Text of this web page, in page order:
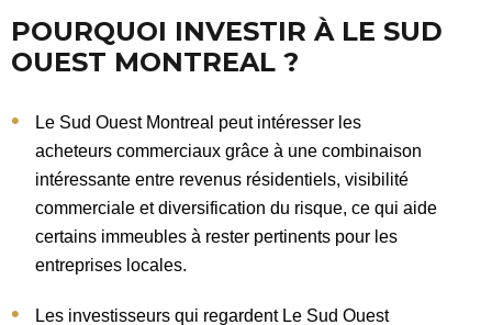
POURQUOI INVESTIR À LE SUD
OUEST MONTREAL ?
Le Sud Ouest Montreal peut intéresser les
acheteurs commerciaux grâce à une combinaison
intéressante entre revenus résidentiels, visibilité
commerciale et diversification du risque, ce qui aide
certains immeubles à rester pertinents pour les
entreprises locales.
Les investisseurs qui regardent Le Sud Ouest